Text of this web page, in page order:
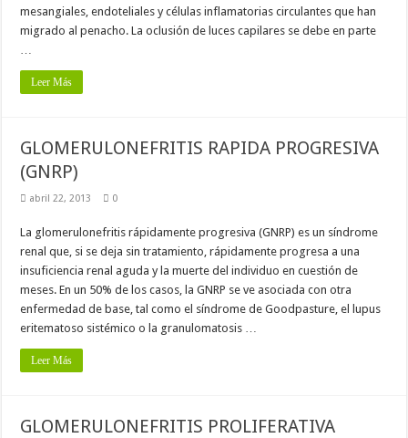
mesangiales, endoteliales y células inflamatorias circulantes que han
migrado al penacho. La oclusión de luces capilares se debe en parte
…
Leer Más
GLOMERULONEFRITIS RAPIDA PROGRESIVA
(GNRP)
abril 22, 2013 0
La glomerulonefritis rápidamente progresiva (GNRP) es un síndrome
renal que, si se deja sin tratamiento, rápidamente progresa a una
insuficiencia renal aguda y la muerte del individuo en cuestión de
meses. En un 50% de los casos, la GNRP se ve asociada con otra
enfermedad de base, tal como el síndrome de Goodpasture, el lupus
eritematoso sistémico o la granulomatosis …
Leer Más
GLOMERULONEFRITIS PROLIFERATIVA